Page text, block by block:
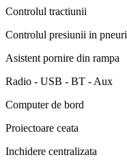
Controlul tractiunii
Controlul presiunii in pneuri
Asistent pornire din rampa
Radio - USB - BT - Aux
Computer de bord
Proiectoare ceata
Inchidere centralizata